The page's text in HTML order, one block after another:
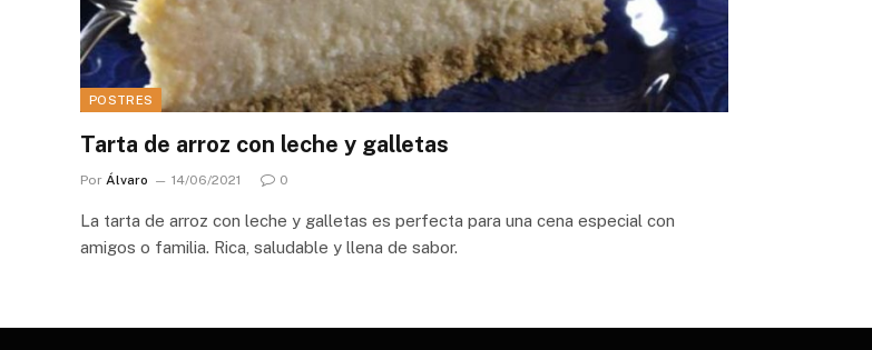
POSTRES
Tarta de arroz con leche y galletas
Por Álvaro 14/06/2021 0
La tarta de arroz con leche y galletas es perfecta para una cena especial con
amigos o familia. Rica, saludable y llena de sabor.